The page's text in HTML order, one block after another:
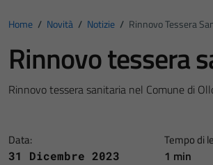
Home / Novità / Notizie / Rinnovo Tessera
Rinnovo tessera
Rinnovo tessera sanitaria nel Comune di
Data:
31 Dicembre 2023
Tempo di
1 min